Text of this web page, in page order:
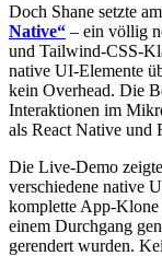
Doch Shane setzte
Native“ – ein völlig
und Tailwind-CSS-
native UI-Elemente
kein Overhead. Die
Interaktionen im
als React Native und
Die Live-Demo
verschiedene native
komplette App-
einem Durchgang
gerendert wurden.